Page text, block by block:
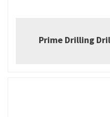
Prime Drilling